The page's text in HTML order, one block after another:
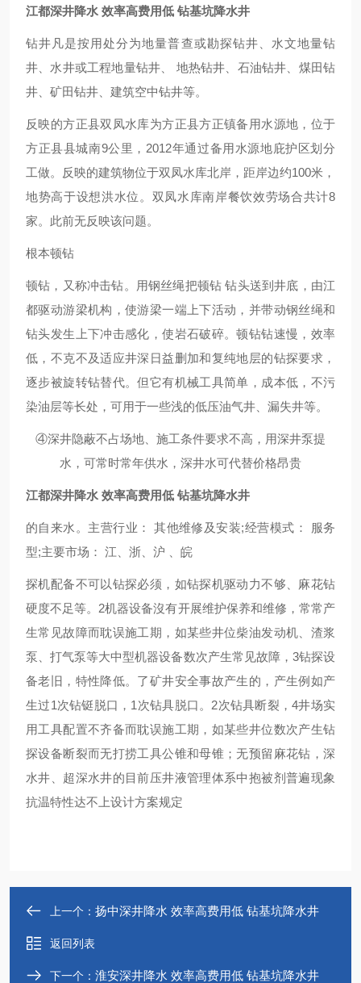
江都深井降水 效率高费用低 钻基坑降水井
钻井凡是按用处分为地量普查或勘探钻井、水文地量钻
井、水井或工程地量钻井、 地热钻井、石油钻井、煤田钻
井、矿田钻井、建筑空中钻井等。
反映的方正县双凤水库为方正县方正镇备用水源地，位于
方正县县城南9公里，2012年通过备用水源地庇护区划分
工做。反映的建筑物位于双凤水库北岸，距岸边约100米，
地势高于设想洪水位。双凤水库南岸餐饮效劳场合共计8
家。此前无反映该问题。
根本顿钻
顿钻，又称冲击钻。用钢丝绳把顿钻 钻头送到井底，由江
都驱动游梁机构，使游梁一端上下活动，并带动钢丝绳和
钻头发生上下冲击感化，使岩石破碎。顿钻钻速慢，效率
低，不克不及适应井深日益删加和复纯地层的钻探要求，
逐步被旋转钻替代。但它有机械工具简单，成本低，不污
染油层等长处，可用于一些浅的低压油气井、漏失井等。
④深井隐蔽不占场地、施工条件要求不高，用深井泵提
水，可常时常年供水，深井水可代替价格昂贵
江都深井降水 效率高费用低 钻基坑降水井
的自来水。主营行业： 其他维修及安装;经营模式： 服务
型;主要市场： 江、浙、沪 、皖
探机配备不可以钻探必须，如钻探机驱动力不够、麻花钻
硬度不足等。2机器设备沒有开展维护保养和维修，常常产
生常见故障而耽误施工期，如某些井位柴油发动机、渣浆
泵、打气泵等大中型机器设备数次产生常见故障，3钻探设
备老旧，特性降低。了矿井安全事故产生的，产生例如产
生过1次钻铤脱口，1次钻具脱口。2次钻具断裂，4井场实
用工具配置不齐备而耽误施工期，如某些井位数次产生钻
探设备断裂而无打捞工具公锥和母锥；无预留麻花钻，深
水井、超深水井的目前压井液管理体系中抱被剂普遍现象
抗温特性达不上设计方案规定
上一个： 扬中深井降水 效率高费用低 钻基坑降水井
返回列表
下一个： 淮安深井降水 效率高费用低 钻基坑降水井